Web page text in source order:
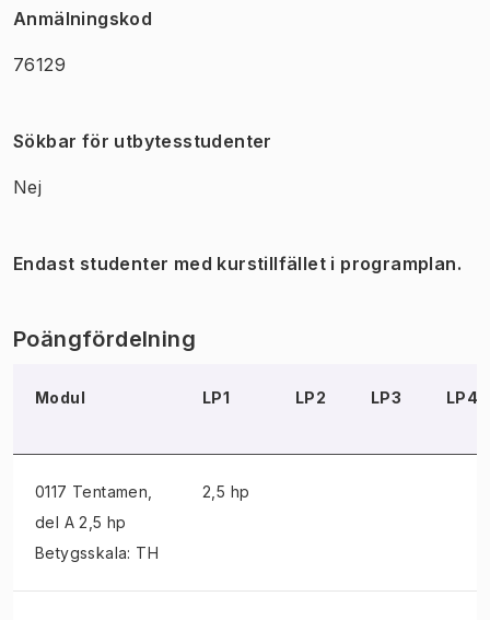
Anmälningskod
76129
Sökbar för utbytesstudenter
Nej
Endast studenter med kurstillfället i programplan.
Poängfördelning
Modul LP1 LP2 LP3 LP4
0117 Tentamen
del A 2,5 hp
Betygsskala: TH
2,5 hp